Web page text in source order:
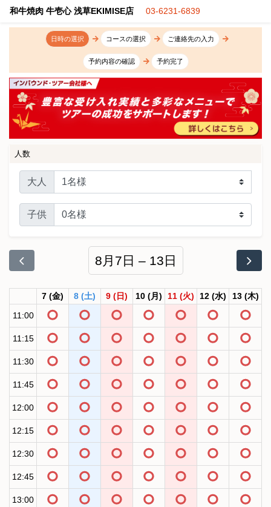
和牛焼肉 牛壱心 浅草EKIMISE店 03-6231-6839
日時の選択 コースの選択 ご連絡先の入力
予約内容の確認 予約完了
人数
大人
子供
8月7日 – 13日
7 (金) 8 (土) 9 (日) 10 (月) 11 (火) 12 (水) 13 (木)
11:00
11:15
11:30
11:45
12:00
12:15
12:30
12:45
13:00